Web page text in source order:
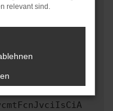
versucht hast,
versuchen, das
uns diesen Text
zu
relevant sind.